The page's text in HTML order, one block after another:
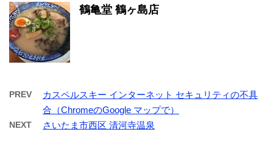
鶴亀堂 鶴ヶ島店
PREV
カスペルスキー インターネット セキュリティの不具
合（ChromeのGoogle マップで）
NEXT さいたま市西区 清河寺温泉